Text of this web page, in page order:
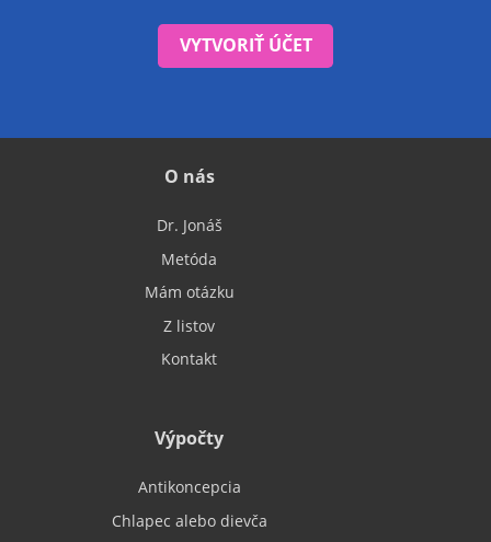
VYTVORIŤ ÚČET
O nás
Dr. Jonáš
Metóda
Mám otázku
Z listov
Kontakt
Výpočty
Antikoncepcia
Chlapec alebo dievča